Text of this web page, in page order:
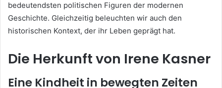
bedeutendsten politischen Figuren der modernen
Geschichte. Gleichzeitig beleuchten wir auch den
historischen Kontext, der ihr Leben geprägt hat.
Die Herkunft von Irene Kasner
Eine Kindheit in bewegten Zeiten